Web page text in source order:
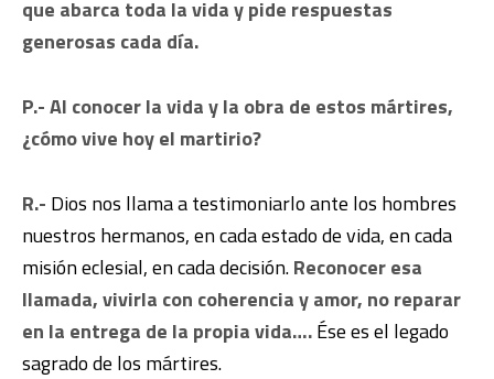
que abarca toda la vida y pide respuestas
generosas cada día.
P.- Al conocer la vida y la obra de estos mártires,
¿cómo vive hoy el martirio?
R.- Dios nos llama a testimoniarlo ante los hombres
nuestros hermanos, en cada estado de vida, en cada
misión eclesial, en cada decisión.Reconocer esa
llamada, vivirla con coherencia y amor, no reparar
en la entrega de la propia vida….Ése es el legado
sagrado de los mártires.